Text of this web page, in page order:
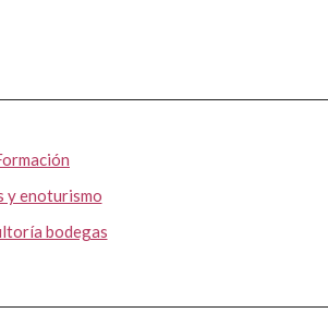
y enoturismo
bodegas